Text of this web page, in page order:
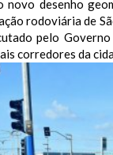
novo desenho
rodoviária de
pelo
corredores da